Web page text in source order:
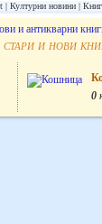
Културни новини
стари и нови
0